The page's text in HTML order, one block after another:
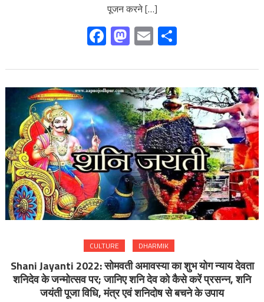
पूजन करने […]
Facebook
Mastodon
Email
CULTURE DHARMIK
Shani Jayanti 2022: सोमवती अमावस्या का शुभ योग न्याय देवता
शनिदेव के जन्मोत्सव पर; जानिए शनि देव को कैसे करें प्रसन्न, शनि
जयंती पूजा विधि, मंत्र एवं शनिदोष से बचने के उपाय